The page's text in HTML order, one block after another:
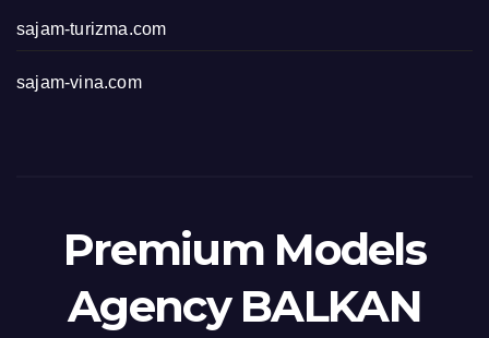
sajam-turizma.com
sajam-vina.com
Premium Models
Agency BALKAN